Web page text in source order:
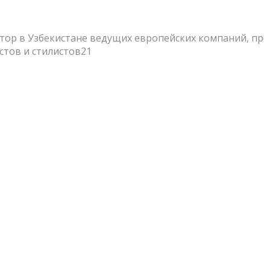
в Узбекистане ведущих европейских компаний,
и стилистов21